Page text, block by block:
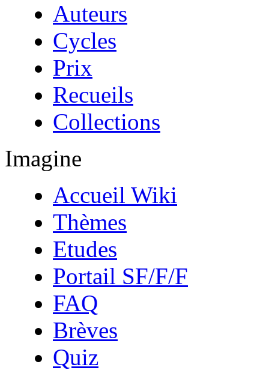
Auteurs
Cycles
Prix
Recueils
Collections
Imagine
Accueil Wiki
Thèmes
Etudes
Portail SF/F/F
FAQ
Brèves
Quiz